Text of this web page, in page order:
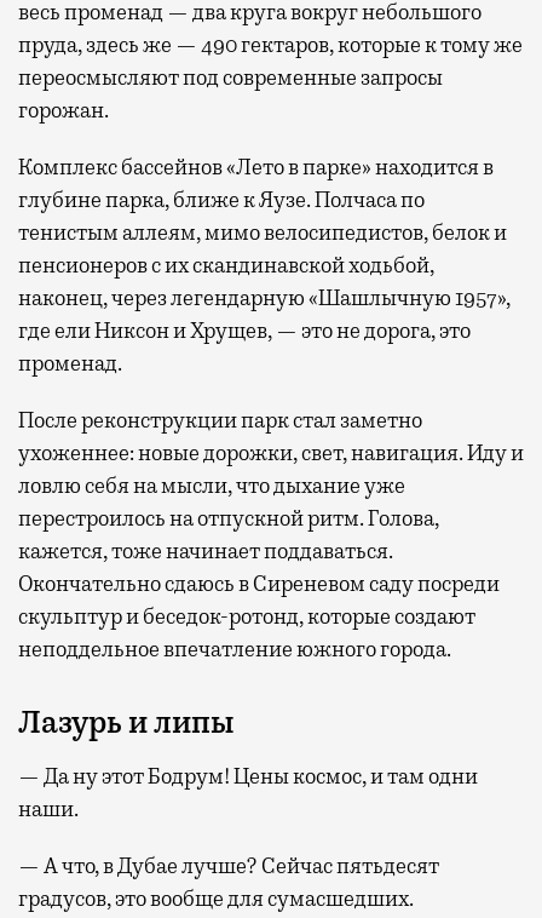
весь променад — два круга вокруг небольшого
пруда, здесь же — 490 гектаров, которые к тому же
переосмысляют под современные запросы
горожан.
Комплекс бассейнов «Лето в парке» находится в
глубине парка, ближе к Яузе. Полчаса по
тенистым аллеям, мимо велосипедистов, белок и
пенсионеров с их скандинавской ходьбой,
наконец, через легендарную «Шашлычную 1957»,
где ели Никсон и Хрущев, — это не дорога, это
променад.
После реконструкции парк стал заметно
ухоженнее: новые дорожки, свет, навигация. Иду и
ловлю себя на мысли, что дыхание уже
перестроилось на отпускной ритм. Голова,
кажется, тоже начинает поддаваться.
Окончательно сдаюсь в Сиреневом саду посреди
скульптур и беседок-ротонд, которые создают
неподдельное впечатление южного города.
Лазурь и липы
— Да ну этот Бодрум! Цены космос, и там одни
наши.
— А что, в Дубае лучше? Сейчас пятьдесят
градусов, это вообще для сумасшедших.